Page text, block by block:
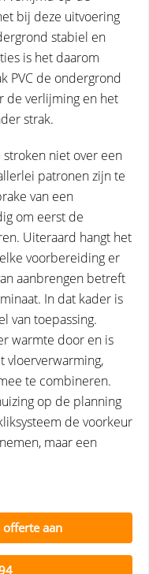
bij deze uitvoering
stabiel en
is het daarom
PVC de ondergrond
de verlijming en het
strak.
niet over een
patronen zijn te
van een
om eerst de
Uiteraard hangt het
voorbereiding er
aanbrengen betreft
In dat kader is
van toepassing.
warmte door en is
vloerverwarming,
te combineren.
op de planning
de voorkeur
maar een
offerte aan